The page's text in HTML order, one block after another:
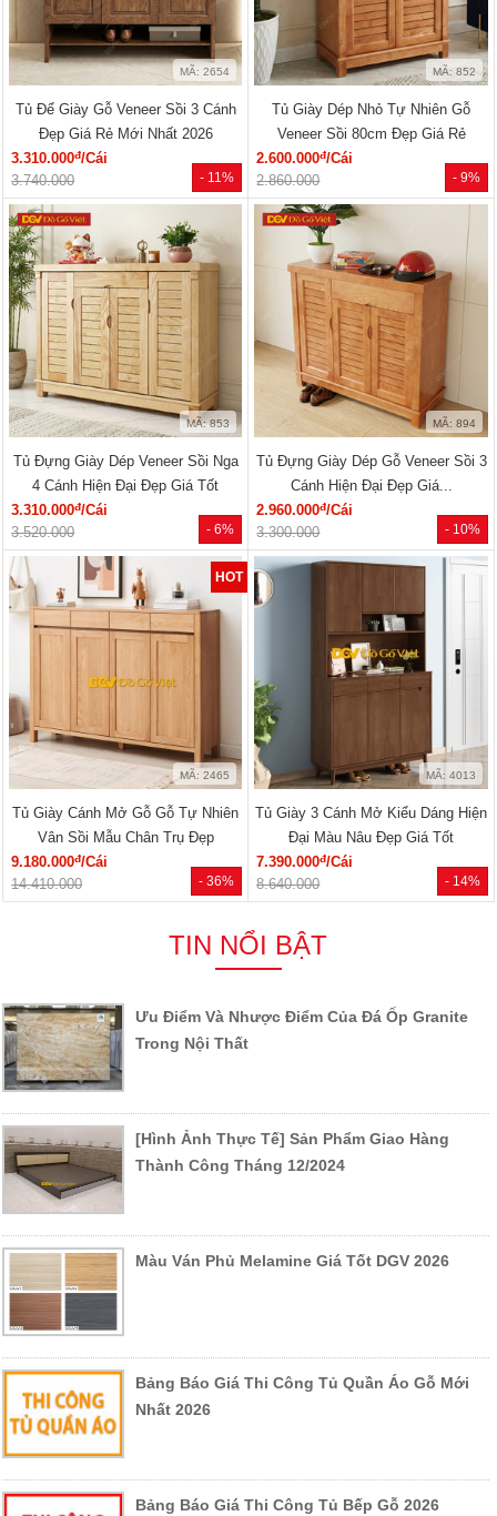
- 11%
MÃ: 2654
Tủ Để Giày Gỗ Veneer Sồi 3 Cánh
Đẹp Giá Rẻ Mới Nhất 2026
3.310.000đ/Cái
3.740.000
- 9%
MÃ: 852
Tủ Giày Dép Nhỏ Tự Nhiên Gỗ
Veneer Sồi 80cm Đẹp Giá Rẻ
2.600.000đ/Cái
2.860.000
- 6%
MÃ: 853
Tủ Đựng Giày Dép Veneer Sồi Nga
4 Cánh Hiện Đại Đẹp Giá Tốt
3.310.000đ/Cái
3.520.000
- 10%
MÃ: 894
Tủ Đựng Giày Dép Gỗ Veneer Sồi 3
Cánh Hiện Đại Đẹp Giá...
2.960.000đ/Cái
3.300.000
- 36%
HOT
MÃ: 2465
Tủ Giày Cánh Mở Gỗ Gỗ Tự Nhiên
Vân Sồi Mẫu Chân Trụ Đẹp
9.180.000đ/Cái
14.410.000
- 14%
MÃ: 4013
Tủ Giày 3 Cánh Mở Kiểu Dáng Hiện
Đại Màu Nâu Đẹp Giá Tốt
7.390.000đ/Cái
8.640.000
TIN NỔI BẬT
Ưu Điểm Và Nhược Điểm Của Đá Ốp Granite
Trong Nội Thất
[Hình Ảnh Thực Tế] Sản Phẩm Giao Hàng
Thành Công Tháng 12/2024
Màu Ván Phủ Melamine Giá Tốt DGV 2026
Bảng Báo Giá Thi Công Tủ Quần Áo Gỗ Mới
Nhất 2026
Bảng Báo Giá Thi Công Tủ Bếp Gỗ 2026